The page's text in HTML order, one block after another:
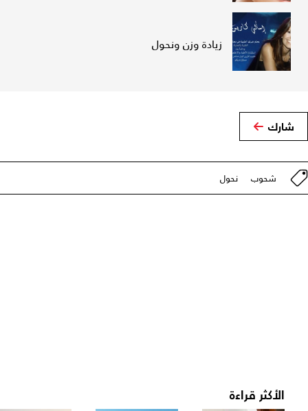
زيادة وزن ونحول
شارك
شحوب نحول
الأكثر قراءة